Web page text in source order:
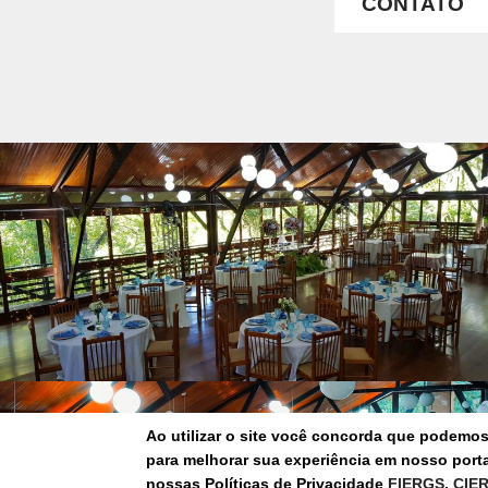
Ao utilizar o site você concorda que
para melhorar sua experiência em nosso
nossas Políticas de Privacidade FIERGS,